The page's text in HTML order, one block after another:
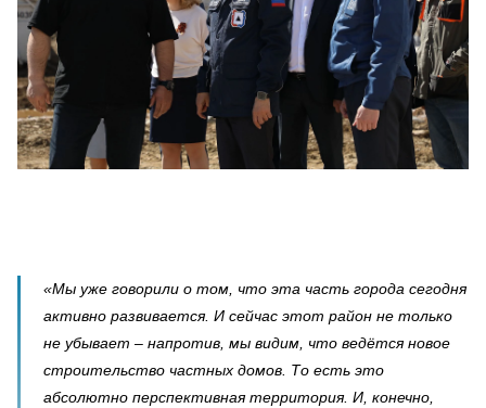
«Мы уже говорили о том, что эта часть города сегодня
активно развивается. И сейчас этот район не только
не убывает – напротив, мы видим, что ведётся новое
строительство частных домов. То есть это
абсолютно перспективная территория. И, конечно,